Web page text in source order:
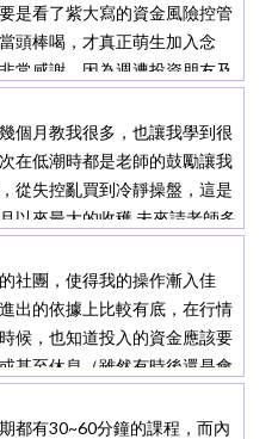
是看了紫大寫的資金風險控管
頭棒喝，才真正萌生加入念
常感謝，因為週遭投資朋友及
招進出場，聽風聲進場、沒獲
限攤平)，即使此方法有大
現損失也相當驚人，深感此道
又無人可討論下，加入了學
提問，紫大都很迅速解答，也
個月教我很多，也讓我學到很
在低潮時都是老師的鼓勵讓我
從失控亂買到冷靜操盤，這是
以來最大的收穫,未來請老師多
會努力進步。
社團，使得我的操作漸入佳
出的依據上比較有底，在行情
候，也知道投入的資金應該要
甚至休息（雖然有時後還是會
有所節制），在此要感謝紫殺
有價值的資訊，還有在學院中
都有30~60分鐘的課程，而內